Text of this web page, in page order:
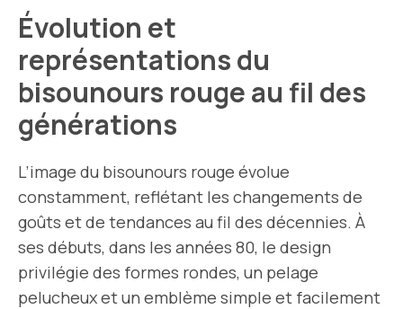
Évolution et
représentations du
bisounours rouge au fil des
générations
L’image du bisounours rouge évolue
constamment, reflétant les changements de
goûts et de tendances au fil des décennies. À
ses débuts, dans les années 80, le design
privilégie des formes rondes, un pelage
pelucheux et un emblème simple et facilement